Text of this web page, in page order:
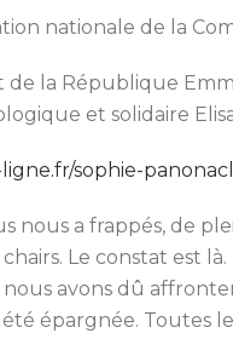
nationale de la
de la République
et solidaire
sophie-
nous a frappés, de
Le constat est
avons dû
épargnée. Toutes